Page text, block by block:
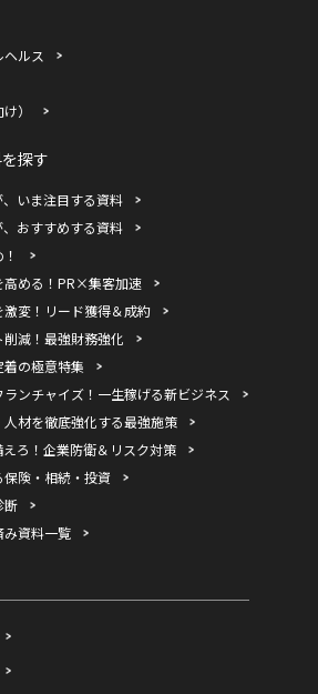
ルス
）
探す
いま注目する資料
おすすめする資料
高める！PR×集客加速
激変！リード獲得＆成約
減！最強財務強化
の極意特集
ンチャイズ！一生稼げる新ビジネス
材を徹底強化する最強施策
ろ！企業防衛＆リスク対策
保険・相続・投資
断
み資料一覧